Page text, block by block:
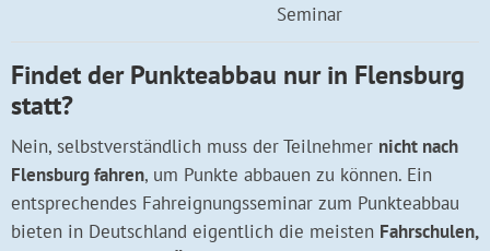
Seminar
Findet der Punkteabbau nur in Flensburg
statt?
Nein, selbstverständlich muss der Teilnehmer nicht nach
Flensburg fahren, um Punkte abbauen zu können. Ein
entsprechendes Fahreignungsseminar zum Punkteabbau
bieten in Deutschland eigentlich die meisten Fahrschulen,